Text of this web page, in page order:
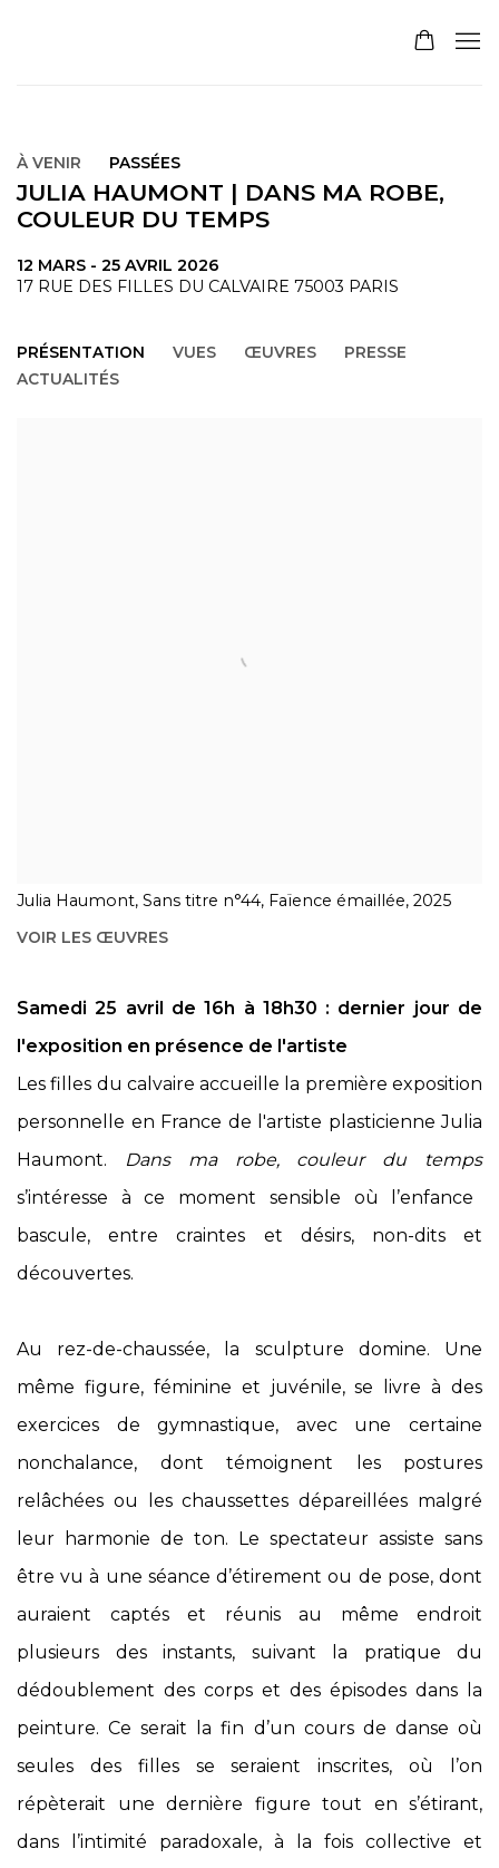
À VENIR PASSÉES
JULIA HAUMONT | DANS MA ROBE,
COULEUR DU TEMPS
12 MARS - 25 AVRIL 2026
17 RUE DES FILLES DU CALVAIRE 75003 PARIS
PRÉSENTATION VUES ŒUVRES
PRESSE
ACTUALITÉS
Julia Haumont, Sans titre n°44, Faïence émaillée, 2025
VOIR LES ŒUVRES
Samedi 25 avril de 16h à 18h30 : dernier jour de
l'exposition en présence de l'artiste
Les filles du calvaire accueille la première exposition
personnelle en France de l'artiste plasticienne Julia
Haumont.
Dans ma robe, couleur du temps
s’intéresse à ce moment sensible où l’enfance
bascule, entre craintes et désirs, non-dits et
découvertes.
Au rez-de-chaussée, la sculpture domine. Une
même figure, féminine et juvénile, se livre à des
exercices de gymnastique, avec une certaine
nonchalance, dont témoignent les postures
relâchées ou les chaussettes dépareillées malgré
leur harmonie de ton. Le spectateur assiste sans
être vu à une séance d’étirement ou de pose, dont
auraient captés et réunis au même endroit
plusieurs des instants, suivant la pratique du
dédoublement des corps et des épisodes dans la
peinture. Ce serait la fin d’un cours de danse où
seules des filles se seraient inscrites, où l’on
répèterait une dernière figure tout en s’étirant,
dans l’intimité paradoxale, à la fois collective et